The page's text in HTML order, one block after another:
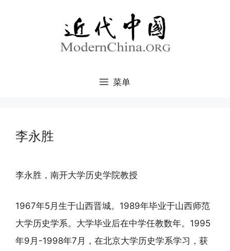
菜单
李永胜
李永胜，南开大学历史学院教授
1967年5月生于山西晋城。1989年毕业于山西师范
大学历史学系。大学毕业后在中学任教数年。1995
年9月-1998年7月，在北京大学历史学系学习，获